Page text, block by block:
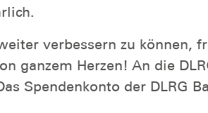
verbessern zu können,
ganzem Herzen! An die
Spendenkonto der DLRG